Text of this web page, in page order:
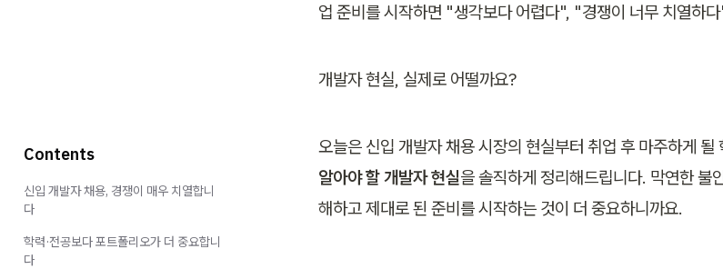
업 준비를 시작하면 "생각보다 어렵다", "경쟁이 너무 치열하
개발자 현실, 실제로 어떨까요?
오늘은 신입 개발자 채용 시장의 현실부터 취업 후 마주하게 될
알아야 할 개발자 현실을 솔직하게 정리해드립니다. 막연한 불
해하고 제대로 된 준비를 시작하는 것이 더 중요하니까요.
Contents
신입 개발자 채용, 경쟁이 매우 치열합니
다
학력·전공보다 포트폴리오가 더 중요합니
다